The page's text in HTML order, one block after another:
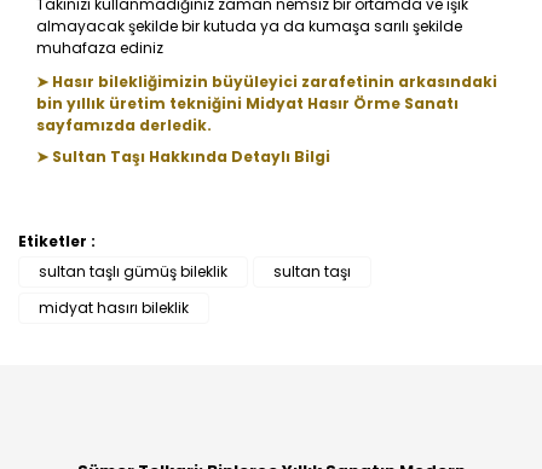
almayacak şekilde bir kutuda ya da kumaşa sarılı şekilde
muhafaza ediniz
➤ Hasır bilekliğimizin büyüleyici zarafetinin arkasındaki
bin yıllık üretim tekniğini Midyat Hasır Örme Sanatı
sayfamızda derledik.
➤ Sultan Taşı Hakkında Detaylı Bilgi
Bu ürüne ilk yorumu siz yapın!
Etiketler :
sultan taşlı gümüş bileklik
sultan taşı
midyat hasırı bileklik